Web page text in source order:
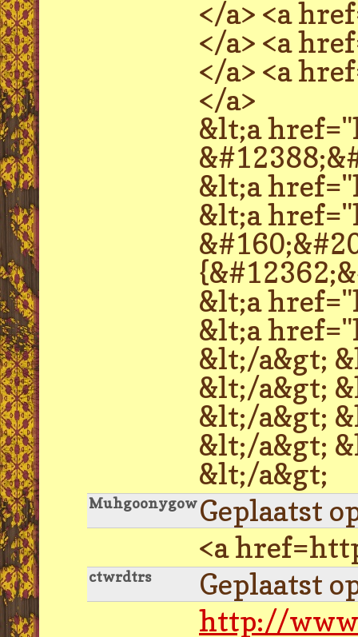
</a> <a
</a> <a
</a> <a
</a>
&lt;a
&lt;a
&lt;a
&lt;a
&lt;a
&lt;/a&gt;
&lt;/a&gt;
&lt;/a&gt;
&lt;/a&gt;
&lt;/a&gt;
MuhgoonygowGeplaatst
<a
ctwrdtrs
Geplaatst
http://